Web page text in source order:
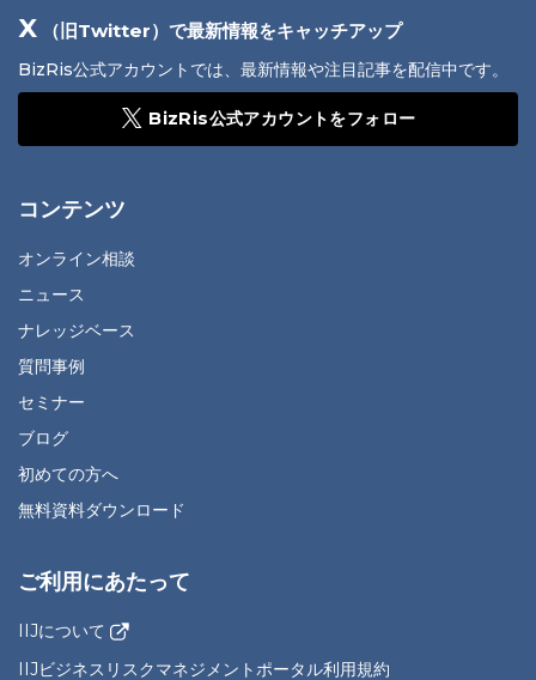
X （旧Twitter）で最新情報をキャッチアップ
BizRis公式アカウントでは、最新情報や注目記事を配信中です。
BizRis公式アカウントをフォロー
コンテンツ
オンライン相談
ニュース
ナレッジベース
質問事例
セミナー
ブログ
初めての方へ
無料資料ダウンロード
ご利用にあたって
IIJについて
IIJビジネスリスクマネジメントポータル利用規約